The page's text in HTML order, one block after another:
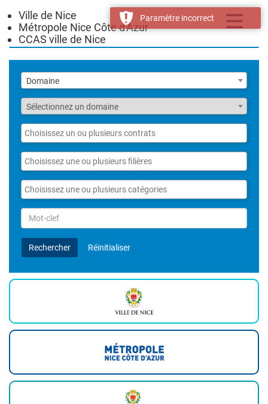
Toggle
Ville de Nice
Métropole Nice Côte d'Azur
CCAS ville de Nice
Liste
des
domaines
Domaine
Fonction
Sélectionnez un domaine
Liste
des
contrats
Liste
des
filières
Liste
des
catégories
Rechercher
par
Mot-
clefRechercher Réinitialiser
Paramètre incorrect